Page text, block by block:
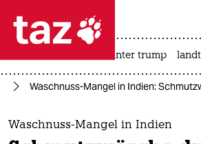
 taz zahl ich
taz zahl ich
themen
usa unter trump
Waschnuss-Mangel in Indien:
Waschnuss-Mangel in Indien